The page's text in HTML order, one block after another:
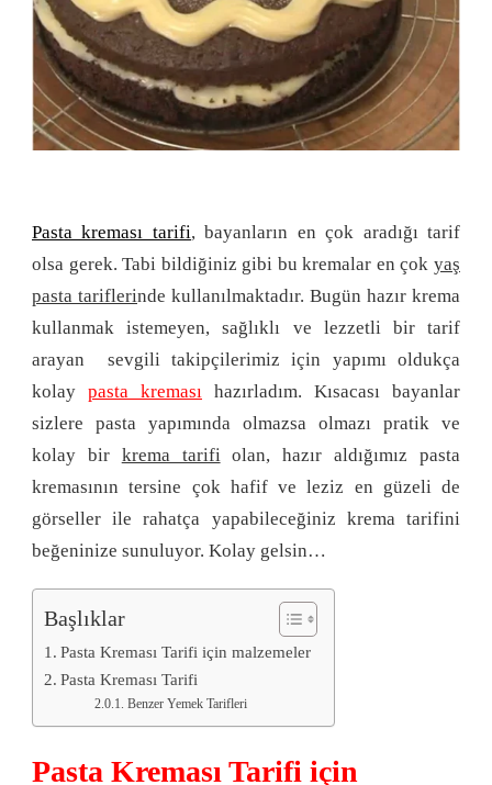
Pasta kreması tarifi, bayanların en çok aradığı tarif
olsa gerek. Tabi bildiğiniz gibi bu kremalar en çok yaş
pasta tariflerinde kullanılmaktadır. Bugün hazır krema
kullanmak istemeyen, sağlıklı ve lezzetli bir tarif
arayan sevgili takipçilerimiz için yapımı oldukça
kolay pasta kreması
hazırladım. Kısacası bayanlar
sizlere pasta yapımında olmazsa olmazı pratik ve
kolay bir krema tarifi olan, hazır aldığımız pasta
kremasının tersine çok hafif ve leziz en güzeli de
görseller ile rahatça yapabileceğiniz krema tarifini
beğeninize sunuluyor. Kolay gelsin…
Başlıklar
Pasta Kreması Tarifi için malzemeler
Pasta Kreması Tarifi
Benzer Yemek Tarifleri
Pasta Kreması Tarifi için